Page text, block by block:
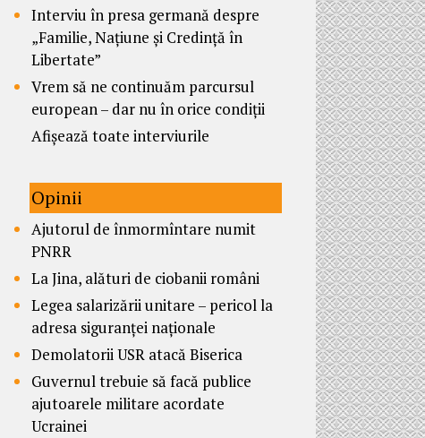
Interviu în presa germană despre
„Familie, Națiune și Credință în
Libertate”
Vrem să ne continuăm parcursul
european – dar nu în orice condiții
Afișează toate interviurile
Opinii
Ajutorul de înmormîntare numit
PNRR
La Jina, alături de ciobanii români
Legea salarizării unitare – pericol la
adresa siguranței naționale
Demolatorii USR atacă Biserica
Guvernul trebuie să facă publice
ajutoarele militare acordate
Ucrainei